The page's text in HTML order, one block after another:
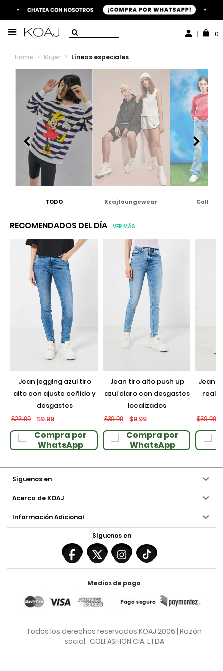
0
Home > Mujer > Líneas especiales
TODO Koaj loungewear College
RECOMENDADOS DEL DÍA VER MÁS
jean jegging azul tiro
alto con ajuste ceñido y
desgastes
$23.99 $9.99
Compra por
WhatsApp
jean tiro alto push up
azul claro con desgastes
localizados
$30.99 $9.99
Compra por
WhatsApp
jean push up negro con
$30.99
Síguenos en
Acerca de KOAJ
Información Adicional
Síguenos en
Medios de pago
Todos los derechos reservados KOAJ 2006 | Razón
social: COLFASHION CIA. LTDA